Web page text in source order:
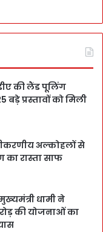
की लैंड पूलिंग
बड़े प्रस्तावों को मिली
अल्कोहलों से
का रास्ता साफ
धामी ने
की योजनाओं का